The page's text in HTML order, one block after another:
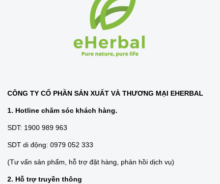
CÔNG TY CỔ PHẦN SẢN XUẤT VÀ THƯƠNG MẠI EHERBAL
1. Hotline chăm sóc khách hàng.
SDT: 1900 989 963
SDT di động: 0979 052 333
(Tư vấn sản phẩm, hỗ trợ đặt hàng, phản hồi dịch vụ)
2. Hỗ trợ truyền thông